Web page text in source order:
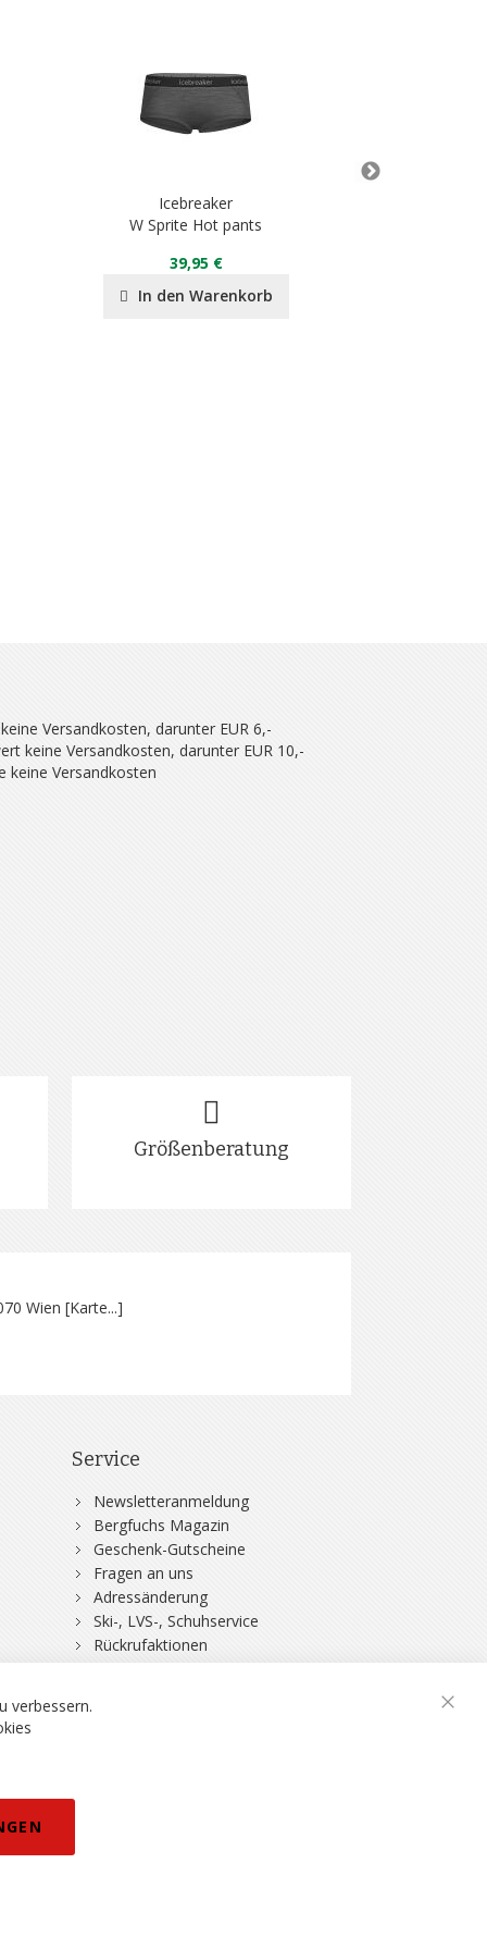
Icebreaker
W Sprite Hot pants
39,95 €
In den Warenkorb
Versandkosten, darunter EUR 6,-
keine Versandkosten, darunter EUR 10,-
keine Versandkosten
Größenberatung
Wien [Karte...]
Service
Newsletteranmeldung
Bergfuchs Magazin
Geschenk-Gutscheine
Fragen an uns
Adressänderung
Ski-, LVS-, Schuhservice
Rückrufaktionen
DSV-Skiversicherung
vorbehalten.
verbessern.